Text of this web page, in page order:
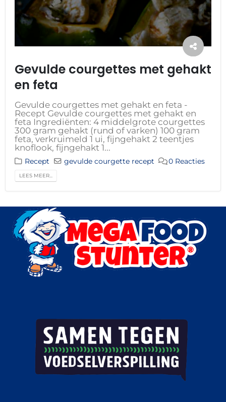
Gevulde courgettes met gehakt
en feta
Gevulde courgettes met gehakt en feta -
Recept Gevulde courgettes met gehakt en
feta Ingrediënten: 4 middelgrote courgettes
300 gram gehakt (rund of varken) 100 gram
feta, verkruimeld 1 ui, fijngehakt 2 teentjes
knoflook, fijngehakt 1...
Recept gevulde courgette recept 0 Reacties
LEES MEER...